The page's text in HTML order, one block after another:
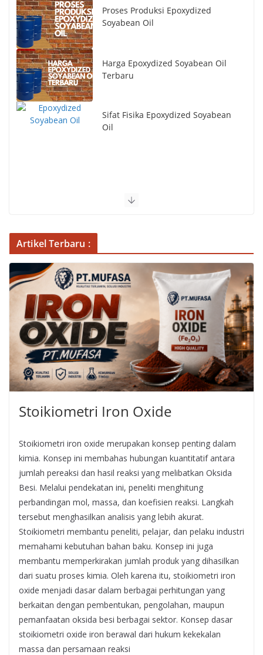
Proses Produksi Epoxydized
Soyabean Oil
Harga Epoxydized Soyabean Oil
Terbaru
Sifat Fisika Epoxydized Soyabean
Oil
Artikel Terbaru :
Stoikiometri Iron Oxide
Stoikiometri iron oxide merupakan konsep penting dalam
kimia. Konsep ini membahas hubungan kuantitatif antara
jumlah pereaksi dan hasil reaksi yang melibatkan Oksida
Besi. Melalui pendekatan ini, peneliti menghitung
perbandingan mol, massa, dan koefisien reaksi. Langkah
tersebut menghasilkan analisis yang lebih akurat.
Stoikiometri membantu peneliti, pelajar, dan pelaku industri
memahami kebutuhan bahan baku. Konsep ini juga
membantu memperkirakan jumlah produk yang dihasilkan
dari suatu proses kimia. Oleh karena itu, stoikiometri iron
oxide menjadi dasar dalam berbagai perhitungan yang
berkaitan dengan pembentukan, pengolahan, maupun
pemanfaatan oksida besi berbagai sektor. Konsep dasar
stoikiometri oxide iron berawal dari hukum kekekalan
massa dan persamaan reaksi